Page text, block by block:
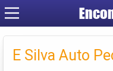
E Silva Auto